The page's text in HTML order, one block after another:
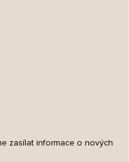
zasílat informace o nových